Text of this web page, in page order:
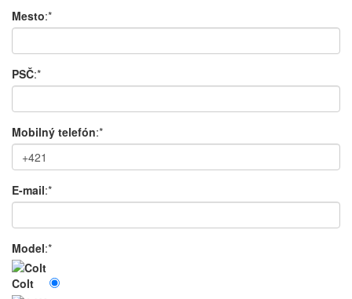
Mesto:*
PSČ:*
Mobilný telefón:*
E-mail:*
Model:*
Colt